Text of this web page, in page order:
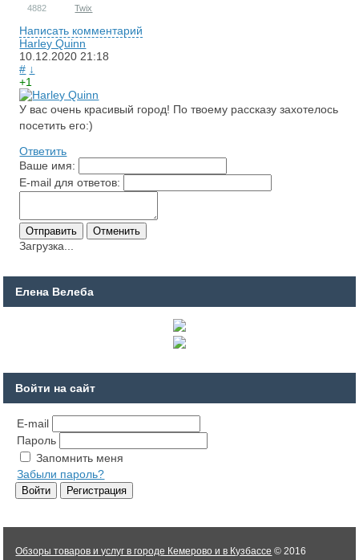
4882 Twix
Написать комментарий
Harley Quinn
10.12.2020 21:18
# ↓
+1
У вас очень красивый город! По твоему рассказу захотелось
посетить его:)
Ответить
Ваше имя:
E-mail для ответов:
Загрузка...
Елена Велеба
Войти на сайт
E-mail
Пароль
Запомнить меня
Забыли пароль?
Обзоры товаров и услуг в городе Кемерово и в Кузбассе © 2016